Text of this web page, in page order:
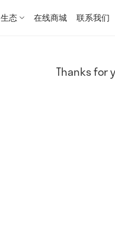
生态 在线商城 联系我们
Thanks for